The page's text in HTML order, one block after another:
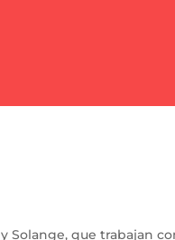
Solange, que trabajan